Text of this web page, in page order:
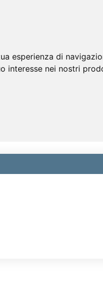
esperienza di
interesse nei nostri